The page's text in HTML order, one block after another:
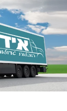
нужна
если
вы бы
спасибо